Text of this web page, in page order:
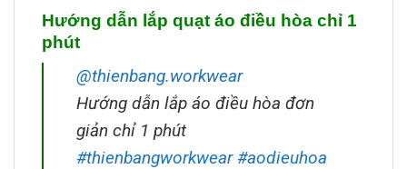
Hướng dẫn lắp quạt áo điều hòa chỉ 1
phút
@thienbang.workwear
Hướng dẫn lắp áo điều hòa đơn
giản chỉ 1 phút
#thienbangworkwear #aodieuhoa